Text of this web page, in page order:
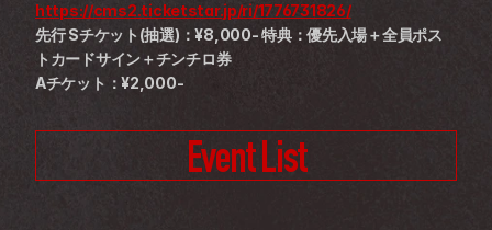
https://cms2.ticketstar.jp/ri/1776731826/
先行 Sチケット(抽選)：¥8,000- 特典：優先入場＋全員ポス
トカードサイン＋チンチロ券
Aチケット：¥2,000-
Event List